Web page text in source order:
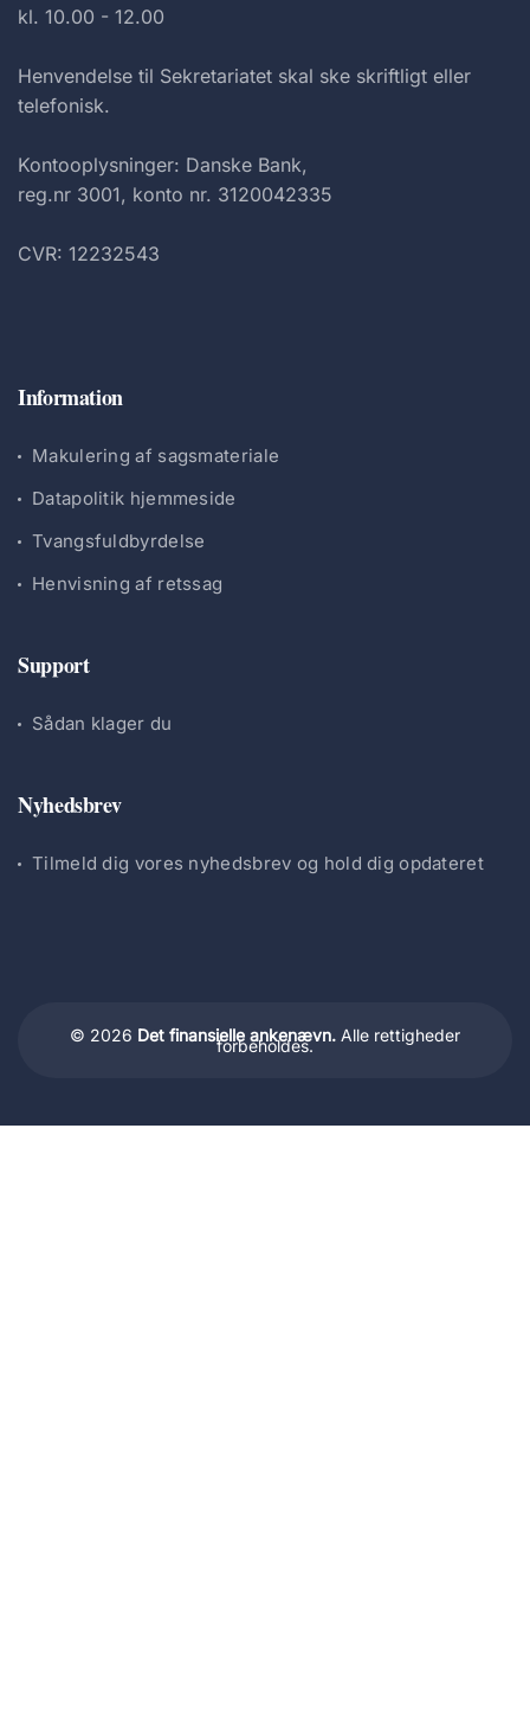
kl. 10.00 - 12.00
Henvendelse til Sekretariatet skal ske skriftligt eller
telefonisk.
Kontooplysninger: Danske Bank,
reg.nr 3001, konto nr. 3120042335
CVR: 12232543
Information
Makulering af sagsmateriale
Datapolitik hjemmeside
Tvangsfuldbyrdelse
Henvisning af retssag
Support
Sådan klager du
Nyhedsbrev
Tilmeld dig vores nyhedsbrev og hold dig opdateret
© 2026 Det finansielle ankenævn. Alle rettigheder
forbeholdes.